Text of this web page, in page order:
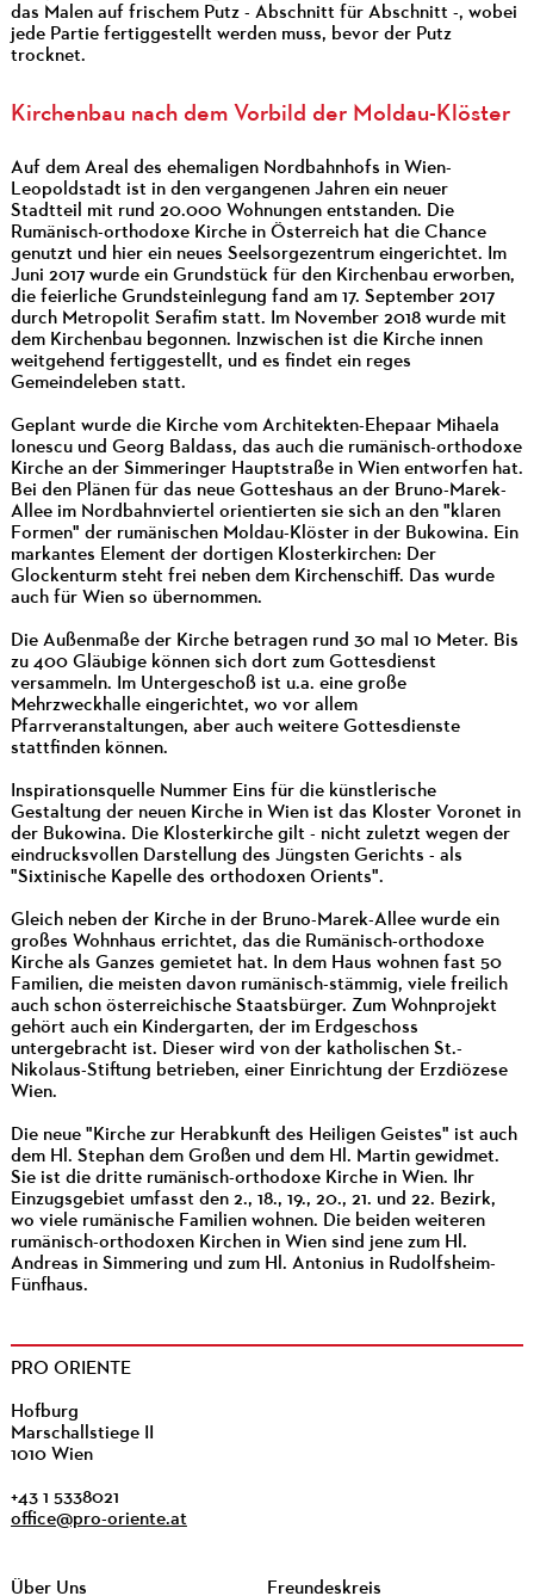
das Malen auf frischem Putz - Abschnitt für Abschnitt -, wobei
jede Partie fertiggestellt werden muss, bevor der Putz
trocknet.
Kirchenbau nach dem Vorbild der Moldau-Klöster
Auf dem Areal des ehemaligen Nordbahnhofs in Wien-
Leopoldstadt ist in den vergangenen Jahren ein neuer
Stadtteil mit rund 20.000 Wohnungen entstanden. Die
Rumänisch-orthodoxe Kirche in Österreich hat die Chance
genutzt und hier ein neues Seelsorgezentrum eingerichtet. Im
Juni 2017 wurde ein Grundstück für den Kirchenbau erworben,
die feierliche Grundsteinlegung fand am 17. September 2017
durch Metropolit Serafim statt. Im November 2018 wurde mit
dem Kirchenbau begonnen. Inzwischen ist die Kirche innen
weitgehend fertiggestellt, und es findet ein reges
Gemeindeleben statt.
Geplant wurde die Kirche vom Architekten-Ehepaar Mihaela
Ionescu und Georg Baldass, das auch die rumänisch-orthodoxe
Kirche an der Simmeringer Hauptstraße in Wien entworfen hat.
Bei den Plänen für das neue Gotteshaus an der Bruno-Marek-
Allee im Nordbahnviertel orientierten sie sich an den "klaren
Formen" der rumänischen Moldau-Klöster in der Bukowina. Ein
markantes Element der dortigen Klosterkirchen: Der
Glockenturm steht frei neben dem Kirchenschiff. Das wurde
auch für Wien so übernommen.
Die Außenmaße der Kirche betragen rund 30 mal 10 Meter. Bis
zu 400 Gläubige können sich dort zum Gottesdienst
versammeln. Im Untergeschoß ist u.a. eine große
Mehrzweckhalle eingerichtet, wo vor allem
Pfarrveranstaltungen, aber auch weitere Gottesdienste
stattfinden können.
Inspirationsquelle Nummer Eins für die künstlerische
Gestaltung der neuen Kirche in Wien ist das Kloster Voronet in
der Bukowina. Die Klosterkirche gilt - nicht zuletzt wegen der
eindrucksvollen Darstellung des Jüngsten Gerichts - als
"Sixtinische Kapelle des orthodoxen Orients".
Gleich neben der Kirche in der Bruno-Marek-Allee wurde ein
großes Wohnhaus errichtet, das die Rumänisch-orthodoxe
Kirche als Ganzes gemietet hat. In dem Haus wohnen fast 50
Familien, die meisten davon rumänisch-stämmig, viele freilich
auch schon österreichische Staatsbürger. Zum Wohnprojekt
gehört auch ein Kindergarten, der im Erdgeschoss
untergebracht ist. Dieser wird von der katholischen St.-
Nikolaus-Stiftung betrieben, einer Einrichtung der Erzdiözese
Wien.
Die neue "Kirche zur Herabkunft des Heiligen Geistes" ist auch
dem Hl. Stephan dem Großen und dem Hl. Martin gewidmet.
Sie ist die dritte rumänisch-orthodoxe Kirche in Wien. Ihr
Einzugsgebiet umfasst den 2., 18., 19., 20., 21. und 22. Bezirk,
wo viele rumänische Familien wohnen. Die beiden weiteren
rumänisch-orthodoxen Kirchen in Wien sind jene zum Hl.
Andreas in Simmering und zum Hl. Antonius in Rudolfsheim-
Fünfhaus.
PRO ORIENTE
Hofburg
Marschallstiege II
1010 Wien
+43 1 5338021
office@pro-oriente.at
Über Uns Freundeskreis